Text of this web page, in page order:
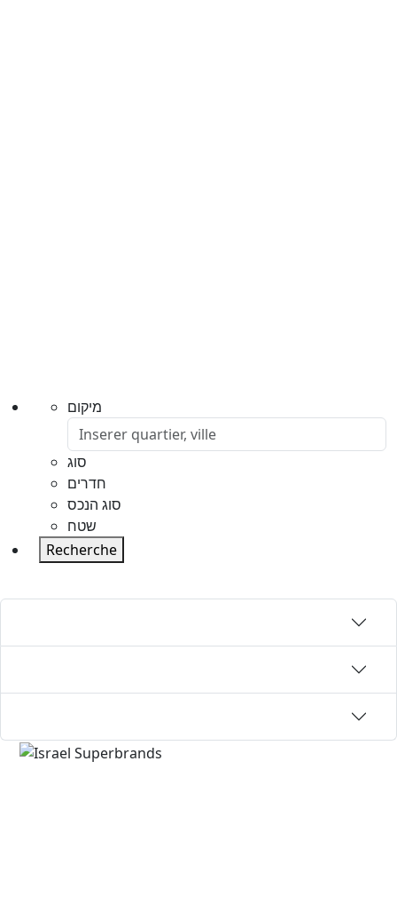
מיקום
סוג
חדרים
סוג הנכס
שטח
Recherche